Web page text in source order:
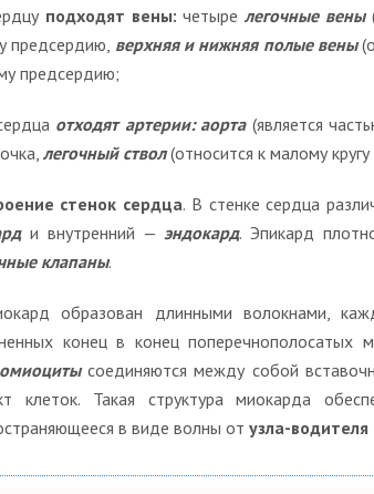
подходят вены: четырелегочные вены
предсердию, верхняя и нижняя полые вены
предсердию;
отходят артерии: аорта(является
легочный ствол(относится к малому
стенок сердца. В стенке сердца
и внутренний —эндокард. Эпикард
клапаны.
образован длинными волокнами,
конец в конец поперечнополосатых
соединяются между собой
клеток. Такая структура миокарда
в виде волны от узла-